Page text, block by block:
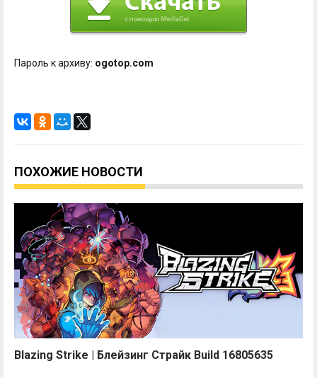
Пароль к архиву: ogotop.com
ПОХОЖИЕ НОВОСТИ
Blazing Strike | Блейзинг Страйк Build 16805635